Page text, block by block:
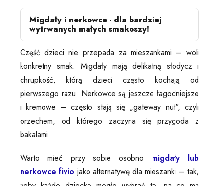
Migdały i nerkowce - dla bardziej
wytrwanych małych smakoszy!
Część dzieci nie przepada za mieszankami – woli
konkretny smak. Migdały mają delikatną słodycz i
chrupkość, którą dzieci często kochają od
pierwszego razu. Nerkowce są jeszcze łagodniejsze
i kremowe – często stają się „gateway nut", czyli
orzechem, od którego zaczyna się przygoda z
bakalami.
Warto mieć przy sobie osobno migdały lub
nerkowce fivio jako alternatywę dla mieszanki – tak,